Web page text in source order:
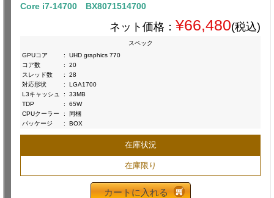
Core i7-14700 BX8071514700
ネット価格： ¥66,480(税込)
スペック
GPUコア
:
UHD graphics 770
コア数
:
20
スレッド数
:
28
対応形状
:
LGA1700
L3キャッシュ
:
33MB
TDP
:
65W
CPUクーラー
:
同梱
パッケージ
: BOX
在庫状況
在庫限り
カートに入れる